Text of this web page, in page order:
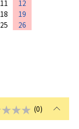
11
12
18
19
25
26
(0)